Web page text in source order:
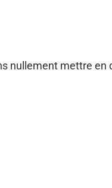
nullement mettre en